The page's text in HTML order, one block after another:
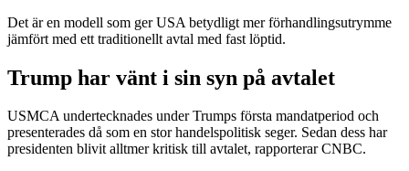
Det är en modell som ger USA betydligt mer förhandlingsutrymme
jämfört med ett traditionellt avtal med fast löptid.
Trump har vänt i sin syn på avtalet
USMCA undertecknades under Trumps första mandatperiod och
presenterades då som en stor handelspolitisk seger. Sedan dess har
presidenten blivit alltmer kritisk till avtalet, rapporterar CNBC.